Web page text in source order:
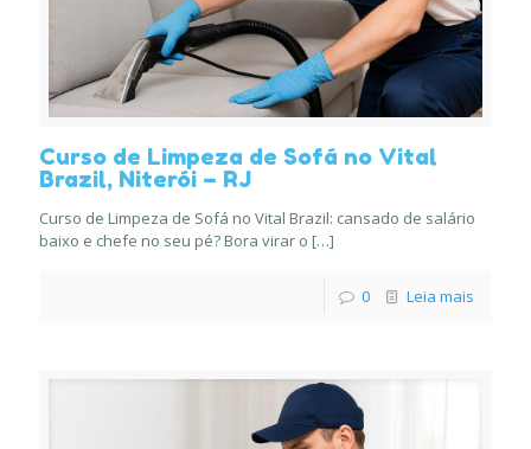
Curso de Limpeza de Sofá no Vital
Brazil, Niterói – RJ
Curso de Limpeza de Sofá no Vital Brazil: cansado de salário
baixo e chefe no seu pé? Bora virar o […]
0 Leia mais